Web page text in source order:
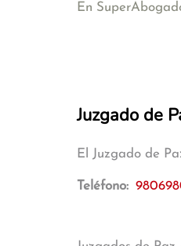
En
Juzgado de
El Juzgado de
Teléfono: